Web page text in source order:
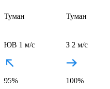
Туман Туман
ЮВ 1 м/с
95%
З 2 м/с
100%